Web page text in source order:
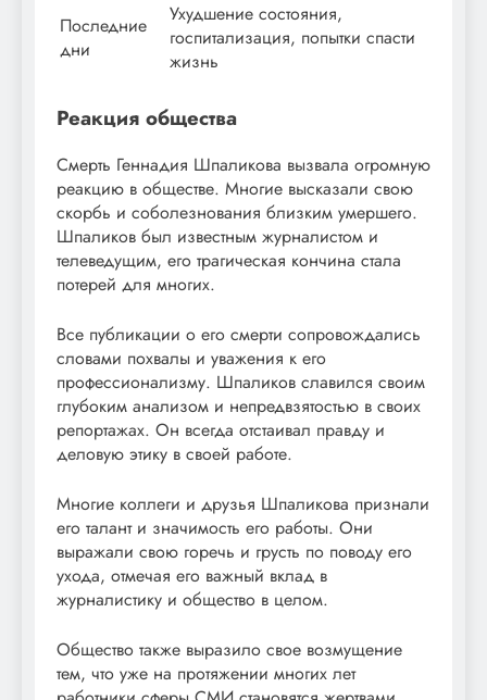
Последние
дни
Ухудшение состояния,
госпитализация, попытки спасти
жизнь
Реакция общества
Смерть Геннадия Шпаликова вызвала огромную
реакцию в обществе. Многие высказали свою
скорбь и соболезнования близким умершего.
Шпаликов был известным журналистом и
телеведущим, его трагическая кончина стала
потерей для многих.
Все публикации о его смерти сопровождались
словами похвалы и уважения к его
профессионализму. Шпаликов славился своим
глубоким анализом и непредвзятостью в своих
репортажах. Он всегда отстаивал правду и
деловую этику в своей работе.
Многие коллеги и друзья Шпаликова признали
его талант и значимость его работы. Они
выражали свою горечь и грусть по поводу его
ухода, отмечая его важный вклад в
журналистику и общество в целом.
Общество также выразило свое возмущение
тем, что уже на протяжении многих лет